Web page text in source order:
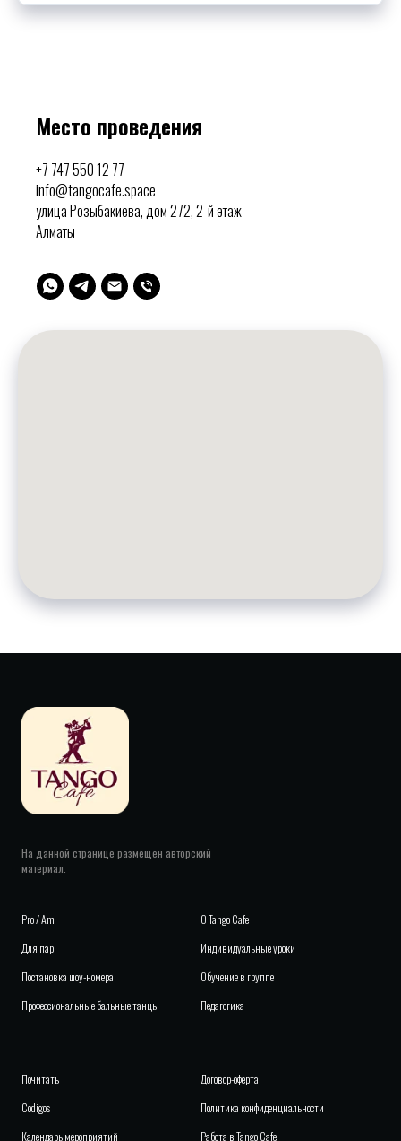
Место проведения
+7 747 550 12 77
info@tangocafe.space
улица Розыбакиева, дом 272, 2-й этаж
Алматы
На данной странице размещён авторский
материал.
Pro / Am
Для пар
Постановка шоу-номера
Профессиональные бальные танцы
ОTango Cafe
Индивидуальные уроки
Обучение в группе
Педагогика
Почитать
Codigos
Календарь мероприятий
Договор-оферта
Политика конфиденциальности
Работа в Tango Cafe